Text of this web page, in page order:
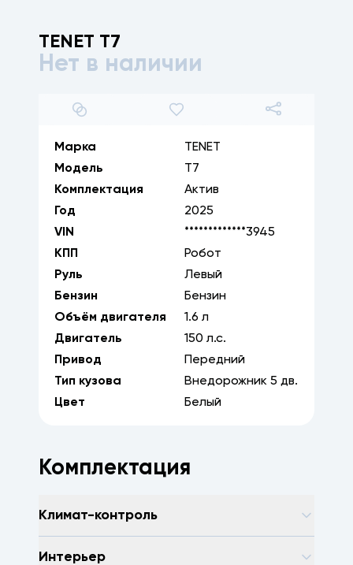
TENET T7
Нет в наличии
1/7
Марка
TENET
Модель
T7
Комплектация
Актив
Год
2025
VIN
*************3945
КПП
Робот
Руль
Левый
Бензин
Бензин
Объём двигателя
1.6 л
Двигатель
150 л.с.
Привод
Передний
Тип кузова
Внедорожник 5 дв.
Цвет
Белый
Комплектация
Климат-контроль
Интерьер